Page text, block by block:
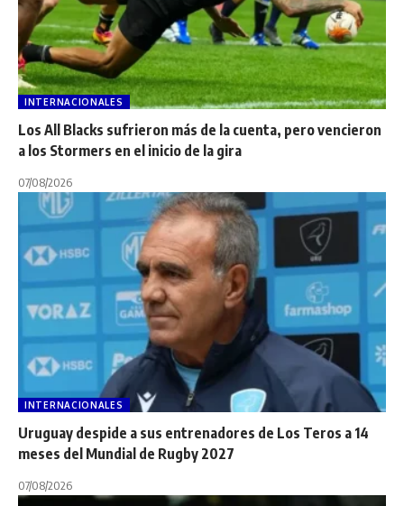
INTERNACIONALES
Los All Blacks sufrieron más de la cuenta, pero vencieron
a los Stormers en el inicio de la gira
07/08/2026
INTERNACIONALES
Uruguay despide a sus entrenadores de Los Teros a 14
meses del Mundial de Rugby 2027
07/08/2026